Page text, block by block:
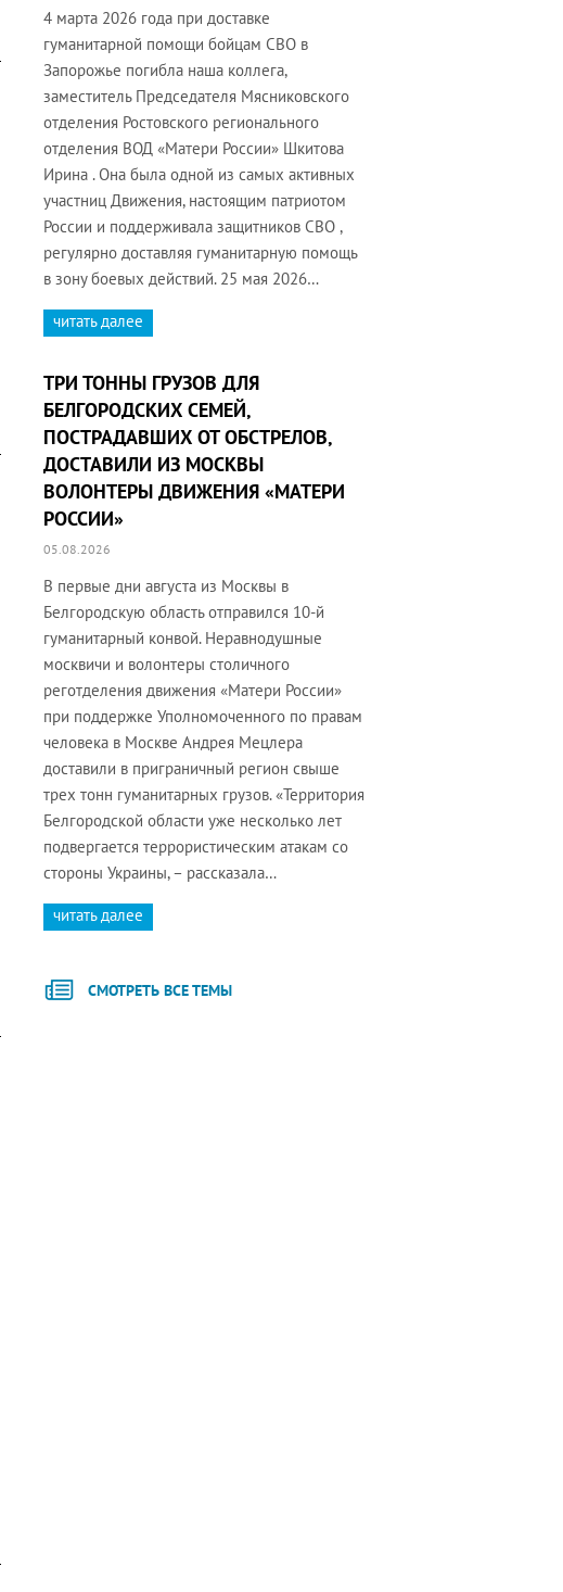
4 марта 2026 года при доставке
гуманитарной помощи бойцам СВО в
Запорожье погибла наша коллега,
заместитель Председателя Мясниковского
отделения Ростовского регионального
отделения ВОД «Матери России» Шкитова
Ирина . Она была одной из самых активных
участниц Движения, настоящим патриотом
России и поддерживала защитников СВО ,
регулярно доставляя гуманитарную помощь
в зону боевых действий. 25 мая 2026…
читать далее
ТРИ ТОННЫ ГРУЗОВ ДЛЯ
БЕЛГОРОДСКИХ СЕМЕЙ,
ПОСТРАДАВШИХ ОТ ОБСТРЕЛОВ,
ДОСТАВИЛИ ИЗ МОСКВЫ
ВОЛОНТЕРЫ ДВИЖЕНИЯ «МАТЕРИ
РОССИИ»
05.08.2026
В первые дни августа из Москвы в
Белгородскую область отправился 10-й
гуманитарный конвой. Неравнодушные
москвичи и волонтеры столичного
реготделения движения «Матери России»
при поддержке Уполномоченного по правам
человека в Москве Андрея Мецлера
доставили в приграничный регион свыше
трех тонн гуманитарных грузов. «Территория
Белгородской области уже несколько лет
подвергается террористическим атакам со
стороны Украины, – рассказала…
читать далее
СМОТРЕТЬ ВСЕ ТЕМЫ